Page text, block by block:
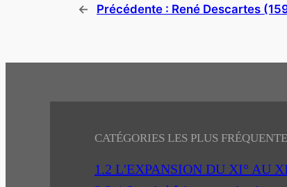
← Précédente : René Descartes
CATÉGORIES LES PLUS
1.2 L'EXPANSION DU XI° AU